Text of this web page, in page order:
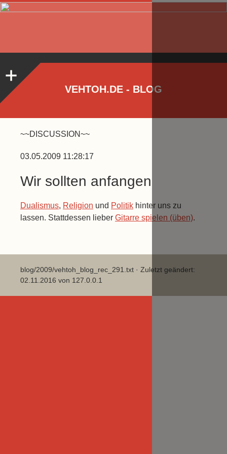
VEHTOH.DE - BLOG
~~DISCUSSION~~
03.05.2009 11:28:17
Wir sollten anfangen
Dualismus, Religion und Politik hinter uns zu
lassen. Stattdessen lieber Gitarre spielen (üben).
blog/2009/vehtoh_blog_rec_291.txt · Zuletzt geändert:
02.11.2016 von 127.0.0.1